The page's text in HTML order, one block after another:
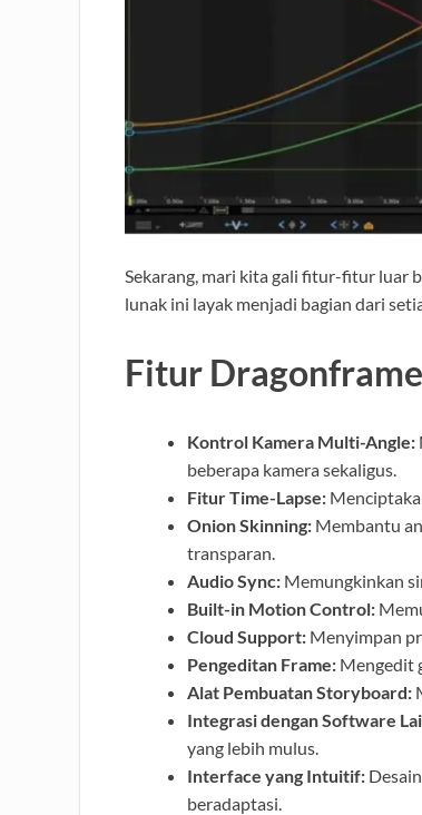
Sekarang, mari kita gali fitur-fitur luar
lunak ini layak menjadi bagian dari
Fitur
Kontrol Kamera Multi-Angle:
beberapa kamera sekaligus.
Fitur Time-Lapse:
Onion Skinning: Membantu
transparan.
Audio Sync: Memungkinkan
Built-in Motion Control:
Cloud Support: Menyimpan
Pengeditan Frame: Mengedit
Alat Pembuatan Storyboard:
Integrasi dengan Software
yang lebih mulus.
Interface yang Intuitif:
beradaptasi.